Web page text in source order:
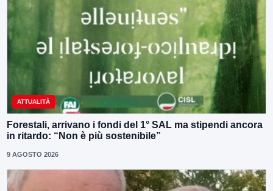
ATTUALITÀ
Forestali, arrivano i fondi del 1° SAL ma stipendi ancora
in ritardo: “Non è più sostenibile”
9 AGOSTO 2026